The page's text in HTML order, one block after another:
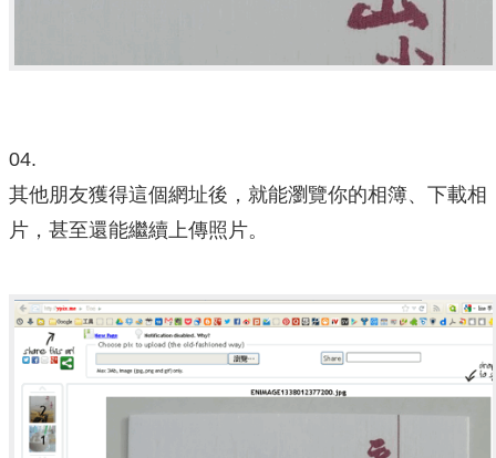
04.
其他朋友獲得這個網址後，就能瀏覽你的相簿、下載相
片，甚至還能繼續上傳照片。